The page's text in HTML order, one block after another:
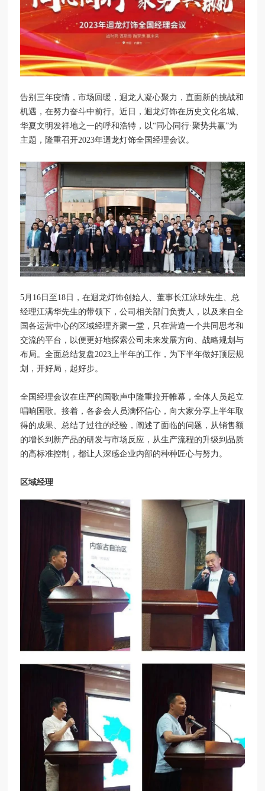
告别三年疫情，市场回暖，迴龙人凝心聚力，直面新的挑战和
机遇，在努力奋斗中前行。近日，迴龙灯饰在历史文化名城、
华夏文明发祥地之一的呼和浩特，以“同心同行·聚势共赢”为
主题，隆重召开2023年迴龙灯饰全国经理会议。
5月16日至18日，在迴龙灯饰创始人、董事长江泳球先生、总
经理江满华先生的带领下，公司相关部门负责人，以及来自全
国各运营中心的区域经理齐聚一堂，只在营造一个共同思考和
交流的平台，以便更好地探索公司未来发展方向、战略规划与
布局。全面总结复盘2023上半年的工作，为下半年做好顶层规
划，开好局，起好步。
全国经理会议在庄严的国歌声中隆重拉开帷幕，全体人员起立
唱响国歌。接着，各参会人员满怀信心，向大家分享上半年取
得的成果、总结了过往的经验，阐述了面临的问题，从销售额
的增长到新产品的研发与市场反应，从生产流程的升级到品质
的高标准控制，都让人深感企业内部的种种匠心与努力。
区域经理